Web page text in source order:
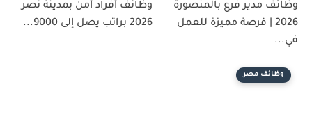
وظائف مدير فرع بالمنصورة
2026 | فرصة مميزة للعمل
في...
وظائف أفراد أمن بمدينة نصر
2026 براتب يصل إلى 9000...
وظائف مصر